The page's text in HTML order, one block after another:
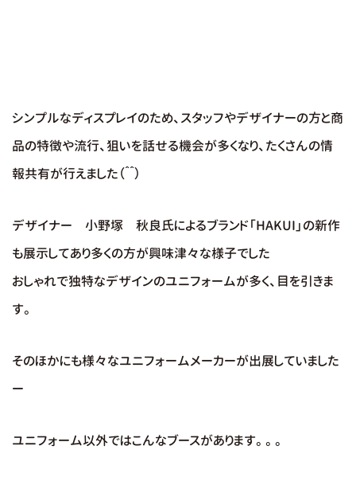
シンプルなディスプレイのため、スタッフやデザイナーの方と商
品の特徴や流行、狙いを話せる機会が多くなり、たくさんの情
報共有が行えました（＾＾）
デザイナー 小野塚 秋良氏によるブランド「HAKUI」の新作
も展示してあり多くの方が興味津々な様子でした
おしゃれで独特なデザインのユニフォームが多く、目を引きま
す。
そのほかにも様々なユニフォームメーカーが出展していました
ー
ユニフォーム以外ではこんなブースがあります。。。